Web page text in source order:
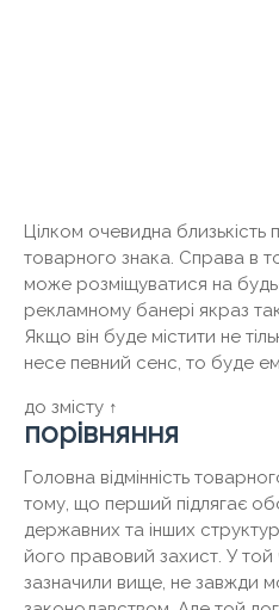
Цілком очевидна близькість
товарного знака. Справа в
може розміщуватися на
рекламному банері якраз
Якщо він буде містити не
несе певний сенс, то буде
до змісту ↑
порівняння
Головна відмінність
тому, що перший підлягає
державних та інших
його правовий захист. У той
зазначили вище, не завжди